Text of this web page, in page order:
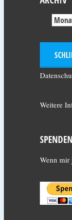
Weitere
SPENDEN
Wenn mir